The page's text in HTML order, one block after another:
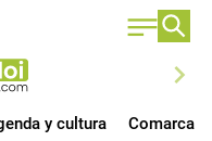
chevron_right
y cultura Comarca